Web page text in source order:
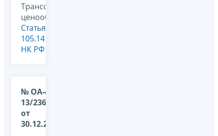
Трансфертное
ценообразование,
Статья
105.14
НК РФ
№ ОА-4-
13/23663
от
30.12.2013